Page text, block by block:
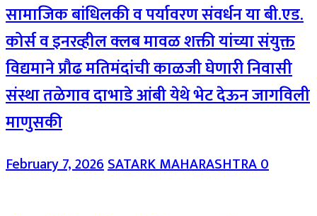
सामाजिक बांधिलकी व पर्यावरण संवर्धन या बी.एड.
कोर्स व इनरव्हील क्लब मावळ शक्ती यांच्या संयुक्त
विद्यमाने प्रौढ मतिमंदांची काळजी घेणारी निवासी
संस्था तळेगाव दाभाडे आंबी येथे भेट देऊन जागविली
माणुसकी
February 7, 2026SATARK MAHARASHTRA0